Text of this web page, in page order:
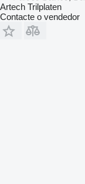
Artech Trilplaten
Contacte o vendedor